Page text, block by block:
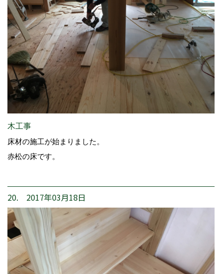
木工事
床材の施工が始まりました。
赤松の床です。
20. 2017年03月18日